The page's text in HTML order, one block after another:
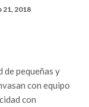
21, 2018
de pequeñas y
con equipo
con